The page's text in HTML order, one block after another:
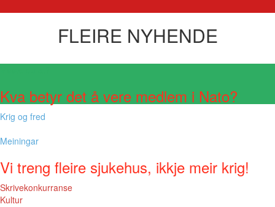
FLEIRE NYHENDE
Kva betyr det å vere medlem i Nato?
Krig og fred
Meiningar
Vi treng fleire sjukehus, ikkje meir krig!
Skrivekonkurranse
Kultur